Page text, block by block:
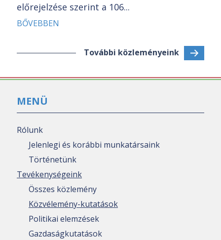
előrejelzése szerint a 106...
BŐVEBBEN
További közleményeink
MENÜ
Rólunk
Jelenlegi és korábbi munkatársaink
Történetünk
Tevékenységeink
Összes közlemény
Közvélemény-kutatások
Politikai elemzések
Gazdaságkutatások